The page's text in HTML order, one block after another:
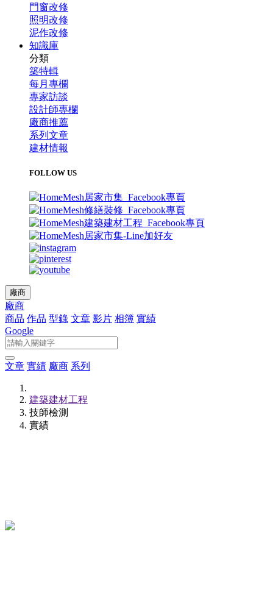
門窗改修
照明改修
泥作改修
知識庫
分類
築特輯
每月專欄
專家訪談
設計師專欄
廠商推薦
系列文章
建材情報
FOLLOW US
廠商
廠商
商品 作品 型錄 文章 影片 相簿 實績
Google
文章 實績 廠商 系列
建築建材工程
技師檢測
實績